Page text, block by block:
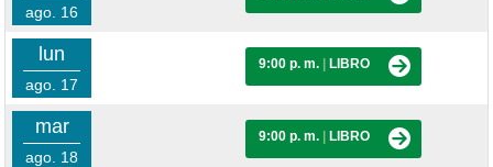
ago. 16
lun
ago. 17
9:00 p. m. LIBRO
mar
ago. 18
9:00 p. m. LIBRO